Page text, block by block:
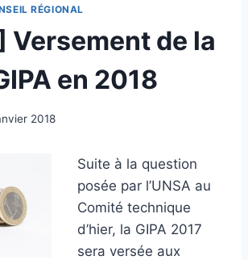
RÉGIONAL
Versement de la
en 2018
2018
Suite à la question
posée par l’UNSA au
Comité technique
d’hier, la GIPA 2017
sera versée aux